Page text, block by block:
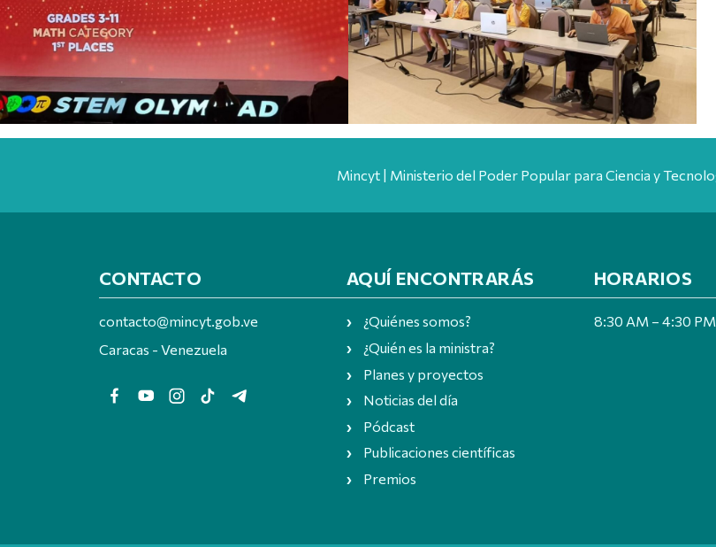
Mincyt | Ministerio del Poder Popular para Ciencia y
CONTACTO
contacto@mincyt.gob.ve
Caracas - Venezuela
AQUÍ ENCONTRARÁS
¿Quiénes somos?
¿Quién es la ministra?
Planes y proyectos
Noticias del día
Pódcast
Publicaciones científicas
Premios
HORARIOS
8:30 AM – 4:30